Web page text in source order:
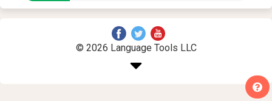
© 2026 Language Tools LLC